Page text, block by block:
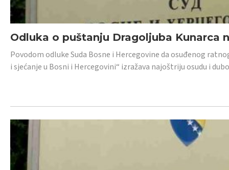
Odluka o puštanju Dragoljuba Kunarca
Povodom odluke Suda Bosne i Hercegovine da osuđenog
i sjećanje u Bosni i Hercegovini“ izražava najoštriju osudu i